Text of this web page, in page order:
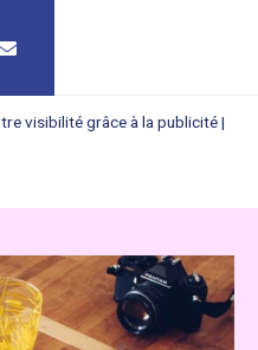
visibilité grâce à la publicité |